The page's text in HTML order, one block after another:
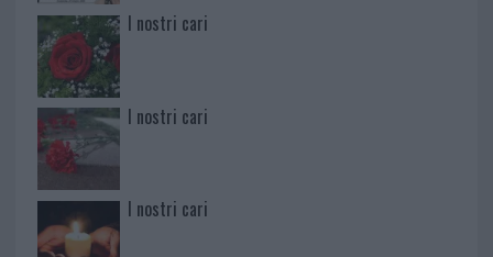
I nostri cari
I nostri cari
I nostri cari